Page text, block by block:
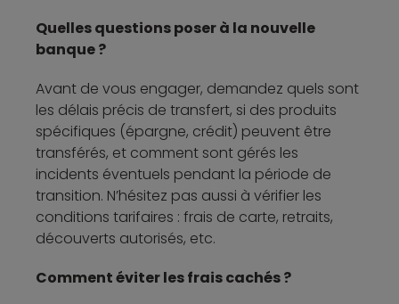
Quelles questions poser à la nouvelle
banque ?
Avant de vous engager, demandez quels sont
les délais précis de transfert, si des produits
spécifiques (épargne, crédit) peuvent être
transférés, et comment sont gérés les
incidents éventuels pendant la période de
transition. N’hésitez pas aussi à vérifier les
conditions tarifaires : frais de carte, retraits,
découverts autorisés, etc.
Comment éviter les frais cachés ?